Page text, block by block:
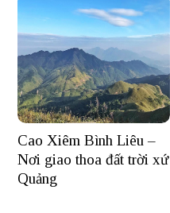
Cao Xiêm Bình Liêu –
Nơi giao thoa đất trời xứ
Quảng